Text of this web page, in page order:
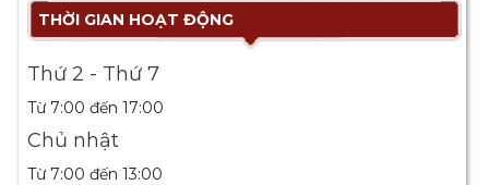
THỜI GIAN HOẠT ĐỘNG
Thứ 2 - Thứ 7
Từ 7:00 đến 17:00
Chủ nhật
Từ 7:00 đến 13:00